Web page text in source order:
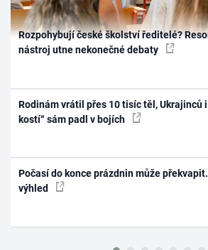
Rozpohybují české školství ředitelé?
nástroj utne nekonečné debaty
Rodinám vrátil přes 10 tisíc těl, Ukrajinců i
kostí“ sám padl v bojích
Počasí do konce prázdnin může
výhled